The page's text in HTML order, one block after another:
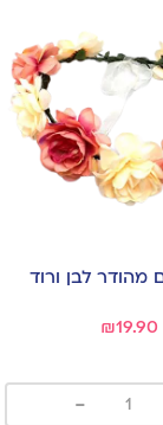
מהודר לבן ורוד
₪19.90
-